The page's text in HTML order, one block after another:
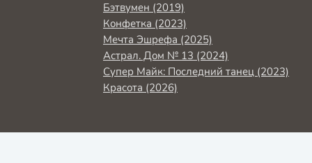
Бэтвумен (2019)
Конфетка (2023)
Мечта Эшрефа (2025)
Астрал. Дом № 13 (2024)
Супер Майк: Последний танец (2023)
Красота (2026)